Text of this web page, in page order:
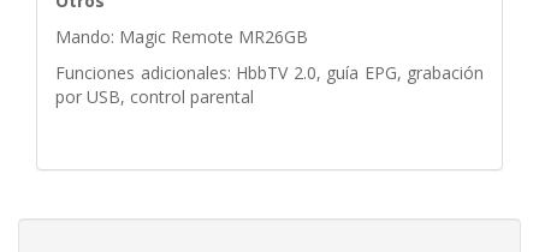
Mando: Magic Remote MR26GB
Funciones adicionales: HbbTV 2.0, guía EPG, grabación
por USB, control parental